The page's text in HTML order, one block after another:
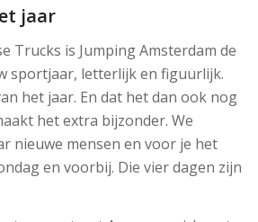
jaar
Trucks is Jumping Amsterdam de
sportjaar, letterlijk en figuurlijk.
het jaar. En dat het dan ook nog
het extra bijzonder. We
nieuwe mensen en voor je het
en voorbij. Die vier dagen zijn